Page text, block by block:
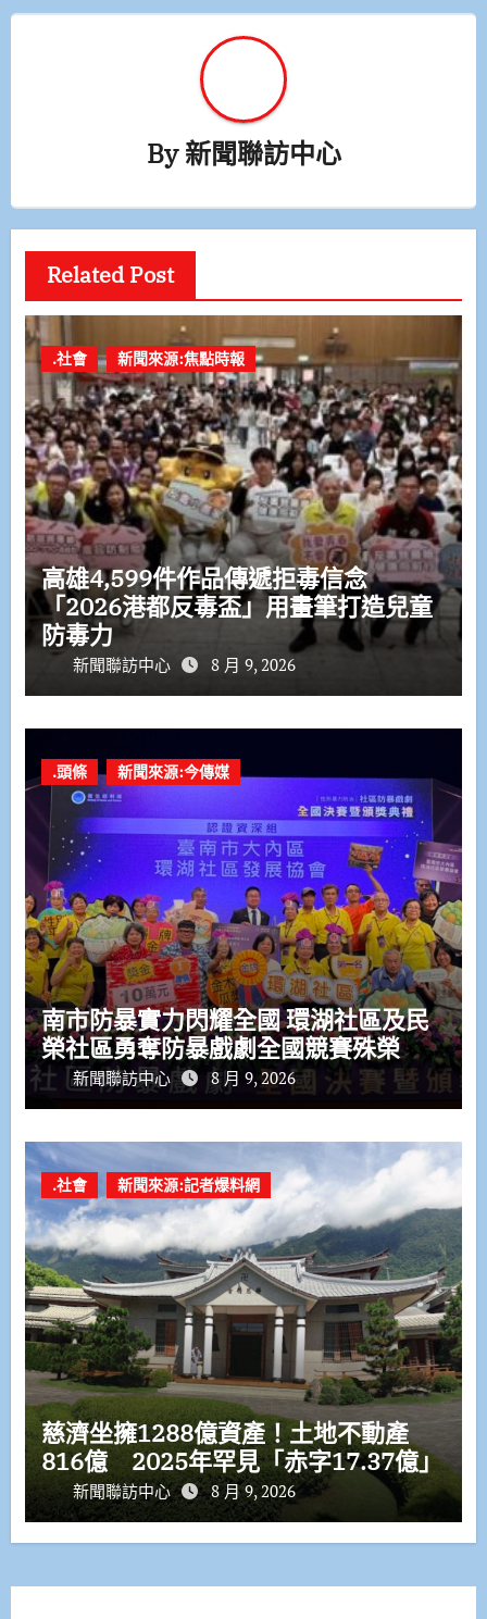
By新聞聯訪中心
Related Post
.社會 新聞來源:焦點時報
高雄4,599件作品傳遞拒毒信念
「2026港都反毒盃」用畫筆打造兒童
防毒力
新聞聯訪中心 8 月 9, 2026
.頭條 新聞來源:今傳媒
南市防暴實力閃耀全國 環湖社區及民
榮社區勇奪防暴戲劇全國競賽殊榮
新聞聯訪中心 8 月 9, 2026
.社會 新聞來源:記者爆料網
慈濟坐擁1288億資產！土地不動產
816億 2025年罕見「赤字17.37億」
新聞聯訪中心 8 月 9, 2026